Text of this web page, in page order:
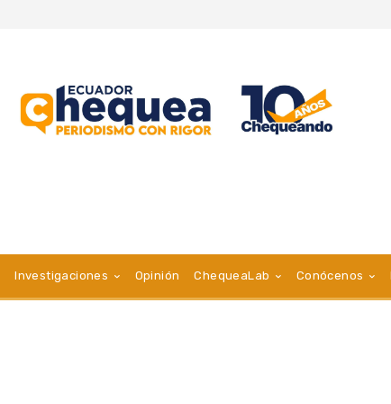
Investigaciones Opinión ChequeaLab Conócenos